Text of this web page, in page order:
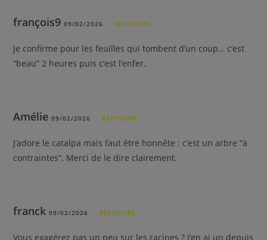
françois909/02/2026 RÉPONDRE
Je confirme pour les feuilles qui tombent d’un coup… c’est
“beau” 2 heures puis c’est l’enfer.
Amélie09/02/2026 RÉPONDRE
J’adore le catalpa mais faut être honnête : c’est un arbre “à
contraintes”. Merci de le dire clairement.
franck09/02/2026 RÉPONDRE
Vous exagérez pas un peu sur les racines ? J’en ai un depuis